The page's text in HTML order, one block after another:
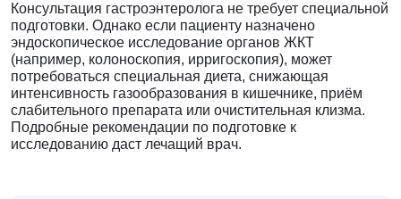
Консультация гастроэнтеролога не требует специальной
подготовки. Однако если пациенту назначено
эндоскопическое исследование органов ЖКТ
(например, колоноскопия, ирригоскопия), может
потребоваться специальная диета, снижающая
интенсивность газообразования в кишечнике, приём
слабительного препарата или очистительная клизма.
Подробные рекомендации по подготовке к
исследованию даст лечащий врач.